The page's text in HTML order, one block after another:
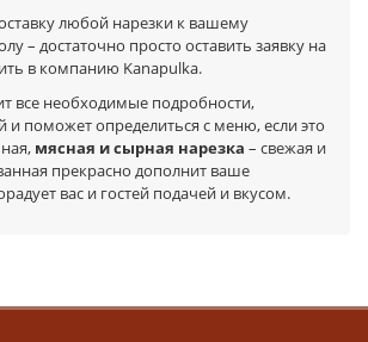
любой нарезки к вашему
– достаточно просто оставить заявку на
в компанию Kanapulka.
все необходимые подробности,
и поможет определиться с меню, если это
мясная и сырная нарезка – свежая и
прекрасно дополнит ваше
вас и гостей подачей и вкусом.